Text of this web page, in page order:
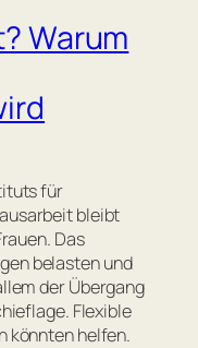
Warum
für
bleibt
Das
belasten und
der Übergang
Flexible
könnten helfen.